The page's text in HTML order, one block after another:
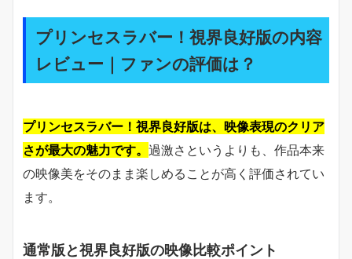
プリンセスラバー！視界良好版の内容
レビュー｜ファンの評価は？
プリンセスラバー！視界良好版は、映像表現のクリア
さが最大の魅力です。 過激さというよりも、作品本来
の映像美をそのまま楽しめることが高く評価されてい
ます。
通常版と視界良好版の映像比較ポイント